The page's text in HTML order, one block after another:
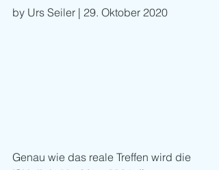
by Urs Seiler | 29. Oktober 2020
Genau wie das reale Treffen wird die